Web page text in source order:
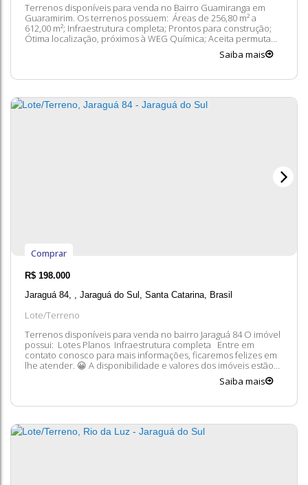
Terrenos disponíveis para venda no Bairro Guamiranga em
Guaramirim. Os terrenos possuem: Áreas de 256,80 m² a
612,00 m²; Infraestrutura completa; Prontos para construção;
Ótima localização, próximos à WEG Química; Aceita permuta
informações, ficaremos felizes em lhe atender. 😀 ASaiba mais
Lote/Terreno
R$ 198.000
Jaraguá 84
Jaraguá do Sul Santa Catarina Brasil
Terrenos disponíveis para venda no bairro Jaraguá 84 O imóvel
possui: Lotes Planos Infraestrutura completa Entre em
contato conosco para mais informações, ficaremos felizes em
lhe atender. 😀 A disponibilidade e valores dos imóveis estão
Comprar
Saiba mais